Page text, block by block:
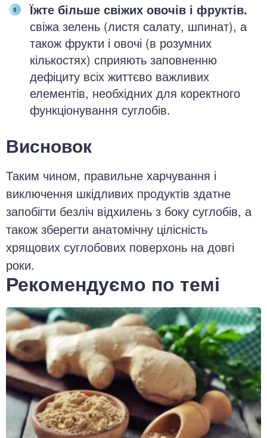
Їжте більше свіжих овочів і фруктів.
свіжа зелень (листя салату, шпинат), а
також фрукти і овочі (в розумних
кількостях) сприяють заповненню
дефіциту всіх життєво важливих
елементів, необхідних для коректного
функціонування суглобів.
Висновок
Таким чином, правильне харчування і
виключення шкідливих продуктів здатне
запобігти безліч відхилень з боку суглобів, а
також зберегти анатомічну цілісність
хрящових суглобових поверхонь на довгі
роки.
Рекомендуємо по темі